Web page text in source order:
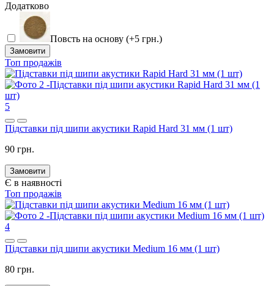
Додатково
Повсть на основу (+5 грн.)
Замовити
Топ продажів
5
Підставки під шипи акустики Rapid Hard 31 мм (1 шт)
90 грн.
Замовити
Є в наявності
Топ продажів
4
Підставки під шипи акустики Medium 16 мм (1 шт)
80 грн.